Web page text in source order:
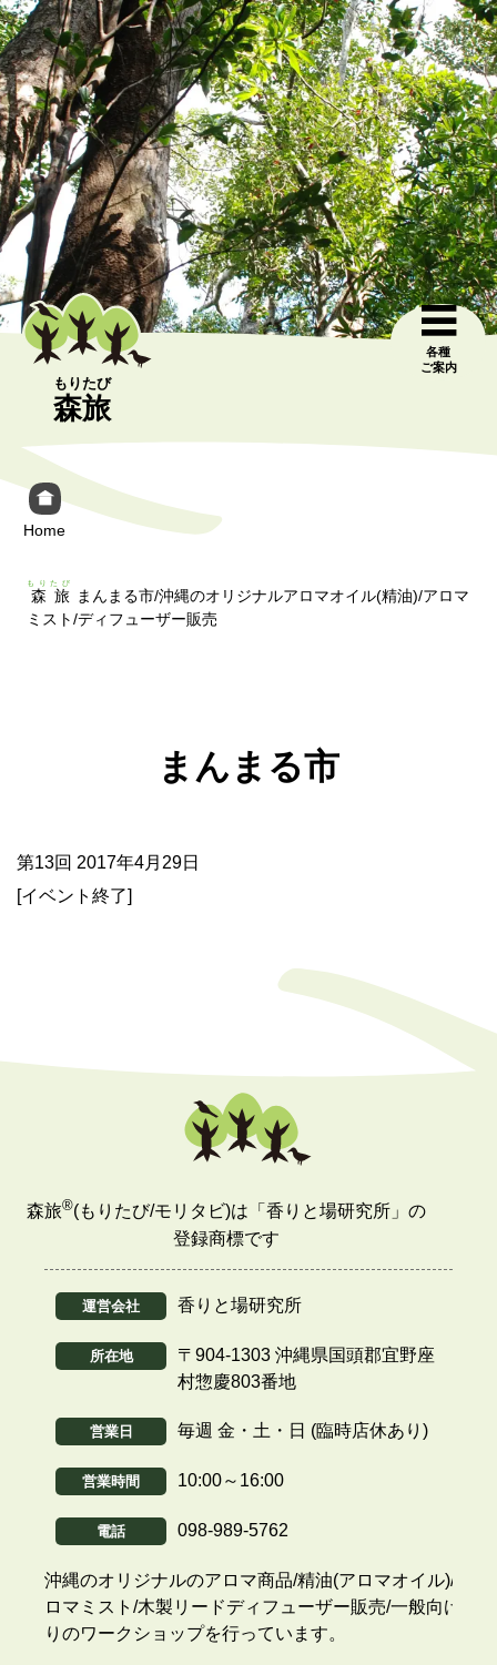
森旅
もりたび
各種
ご案内
Home
森旅
もりたび
まんまる市/沖縄のオリジナルアロマオイル(精油)/アロマ
ミスト/ディフューザー販売
まんまる市
第13回 2017年4月29日
[イベント終了]
森旅®(もりたび/モリタビ)は「香りと場研究所」の
登録商標です
運営会社 香りと場研究所
所在地
〒904-1303 沖縄県国頭郡宜野座
村惣慶803番地
営業日 毎週 金・土・日 (臨時店休あり)
営業時間 10:00～16:00
電話 098-989-5762
沖縄のオリジナルのアロマ商品/精油(アロマオイル)/ア
ロマミスト/木製リードディフューザー販売/一般向け香
りのワークショップを行っています。